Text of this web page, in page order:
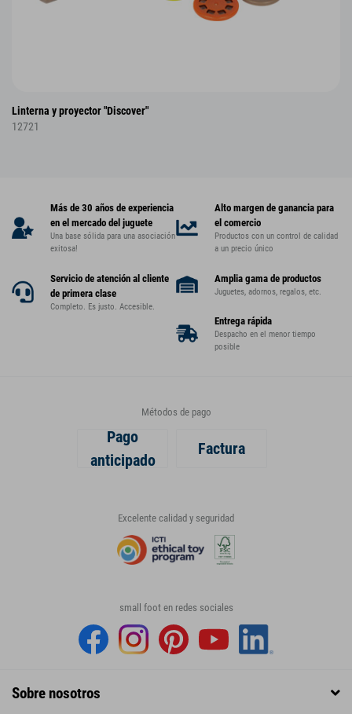
Linterna y proyector "Discover"
12721
Más de 30 años de experiencia
en el mercado del juguete
Una base sólida para una asociación
exitosa!
Alto margen de ganancia para
el comercio
Productos con un control de calidad
a un precio único
Servicio de atención al cliente
de primera clase
Completo. Es justo. Accesible.
Amplia gama de productos
Juguetes, adornos, regalos, etc.
Entrega rápida
Despacho en el menor tiempo
posible
Métodos de pago
Pago
anticipado
Factura
Excelente calidad y seguridad
small foot en redes sociales
Sobre nosotros